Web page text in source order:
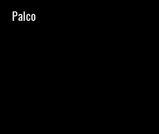
Palco